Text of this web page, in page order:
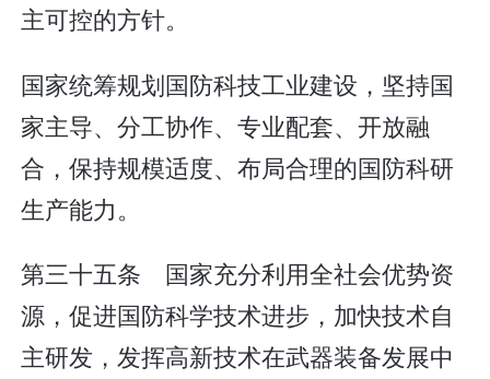
主可控的方针。
国家统筹规划国防科技工业建设，坚持国
家主导、分工协作、专业配套、开放融
合，保持规模适度、布局合理的国防科研
生产能力。
第三十五条 国家充分利用全社会优势资
源，促进国防科学技术进步，加快技术自
主研发，发挥高新技术在武器装备发展中